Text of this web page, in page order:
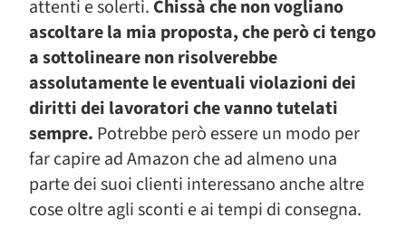
attenti e solerti. Chissà che non vogliano
ascoltare la mia proposta, che però ci tengo
a sottolineare non risolverebbe
assolutamente le eventuali violazioni dei
diritti dei lavoratori che vanno tutelati
sempre. Potrebbe però essere un modo per
far capire ad Amazon che ad almeno una
parte dei suoi clienti interessano anche altre
cose oltre agli sconti e ai tempi di consegna.